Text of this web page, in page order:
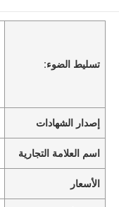
تسليط الضوء:
إصدار الشهادات
اسم العلامة التجارية
الأسعار